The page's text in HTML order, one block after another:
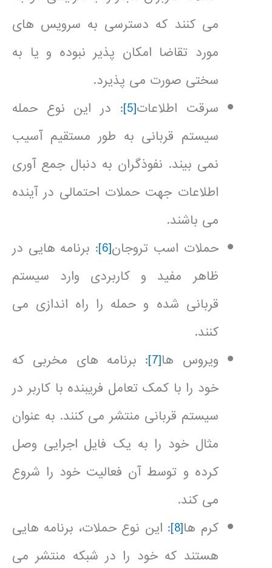
می کنند که دسترسی به سرویس های
مورد تقاضا امکان پذیر نبوده و یا به
سختی صورت می پذیرد.
سرقت اطلاعات[5] : در این نوع حمله
سیستم قربانی به طور مستقیم آسیب
نمی بیند. نفوذگران به دنبال جمع آوری
اطلاعات جهت حملات احتمالی در آینده
می باشند.
حملات اسب تروجان[6] : برنامه هایی در
ظاهر مفید و کاربردی وارد سیستم
قربانی شده و حمله را راه اندازی می
کنند.
ویروس ها[7] : برنامه های مخربی که
خود را با کمک تعامل فریبنده با کاربر در
سیستم قربانی منتشر می کنند. به عنوان
مثال خود را به یک فایل اجرایی وصل
کرده و توسط آن فعالیت خود را شروع
می کند.
کرم ها[8] : این نوع حملات، برنامه هایی
هستند که خود را در شبکه منتشر می